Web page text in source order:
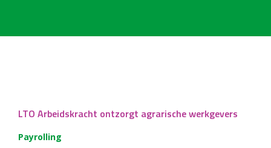
LTO Arbeidskracht ontzorgt agrarische werkgevers
Payrolling